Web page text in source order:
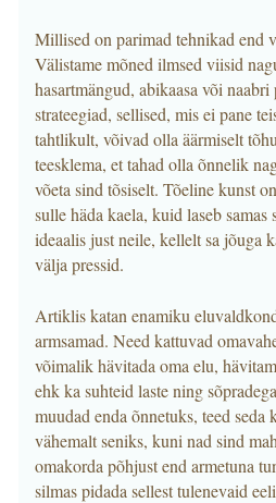
Millised on parimad tehnikad end
Välistame mõned ilmsed viisid
hasartmängud, abikaasa või naabri
strateegiad, sellised, mis ei pane
tahtlikult, võivad olla äärmiselt
teesklema, et tahad olla õnnelik
võeta sind tõsiselt. Tõeline kunst
sulle häda kaela, kuid laseb
ideaalis just neile, kellelt sa jõuga
välja pressid.
Artiklis katan enamiku
armsamad. Need kattuvad
võimalik hävitada oma elu,
ehk ka suhteid laste ning
muudad enda õnnetuks, teed seda
vähemalt seniks, kuni nad sind
omakorda põhjust end armetuna
silmas pidada sellest tulenevaid